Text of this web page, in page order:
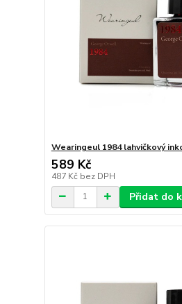
Wearingeul 1984 lahvičkový
589 Kč
487 Kč bez DPH
Přidat do